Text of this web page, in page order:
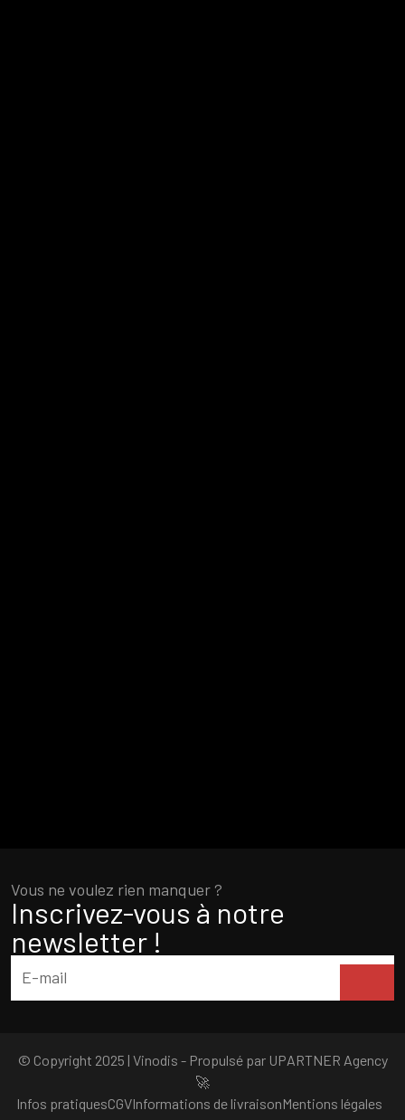
Vous ne voulez rien manquer ?
Inscrivez-vous à notre
newsletter !
© Copyright 2025 | Vinodis - Propulsé par UPARTNER Agency
🚀
Infos pratiquesCGVInformations de livraisonMentions légales